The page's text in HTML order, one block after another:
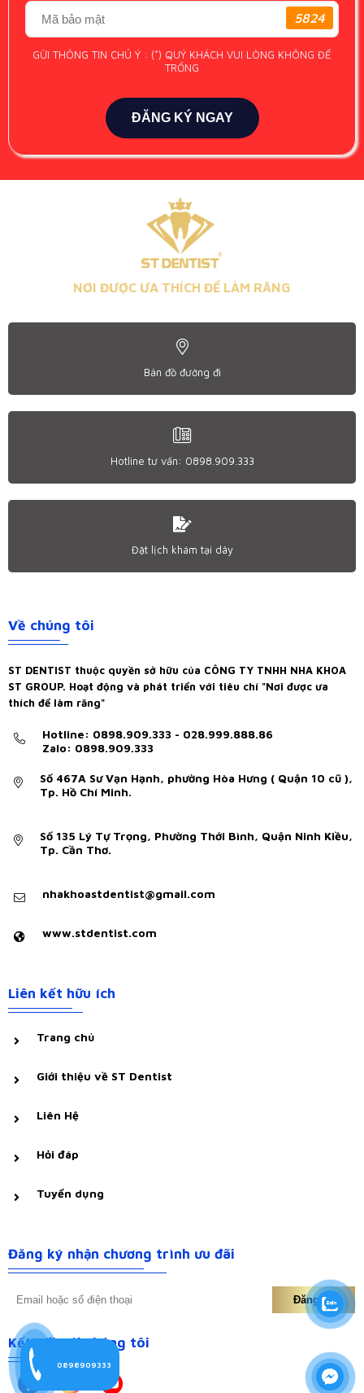
5824
GỬI THÔNG TIN CHÚ Ý : (*) QUÝ KHÁCH VUI LÒNG KHÔNG ĐỂ
TRỐNG
ĐĂNG KÝ NGAY
NƠI ĐƯỢC ƯA THÍCH ĐỂ LÀM RĂNG
Bản đồ đường đi
Hotline tư vấn: 0898.909.333
Đặt lịch khám tại dây
Về chúng tôi
ST DENTIST thuộc quyền sở hữu của CÔNG TY TNHH NHA KHOA
ST GROUP. Hoạt động và phát triển với tiêu chí "Nơi được ưa
thích để làm răng"
Hotline: 0898.909.333 - 028.999.888.86
Zalo: 0898.909.333
Số 467A Sư Vạn Hạnh, phường Hòa Hưng ( Quận 10 cũ ),
Tp. Hồ Chí Minh.
Số 135 Lý Tự Trọng, Phường Thới Bình, Quận Ninh Kiều,
Tp. Cần Thơ.
nhakhoastdentist@gmail.com
www.stdentist.com
Liên kết hữu ích
Trang chủ
Giới thiệu về ST Dentist
Liên Hệ
Hỏi đáp
Tuyển dụng
Đăng ký nhận chương trình ưu đãi
Đăng ký
Kết nối với chúng tôi
0898909333